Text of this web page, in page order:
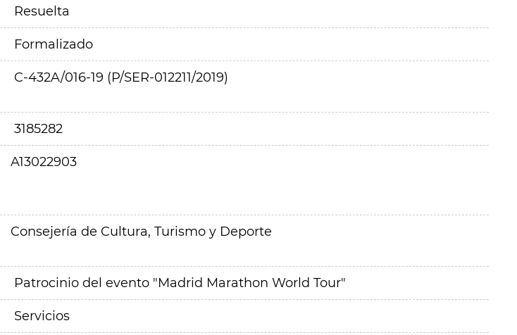
Resuelta
Formalizado
C-432A/016-19 (P/SER-012211/2019)
3185282
A13022903
Consejería de Cultura, Turismo y Deporte
Patrocinio del evento "Madrid Marathon World Tour"
Servicios